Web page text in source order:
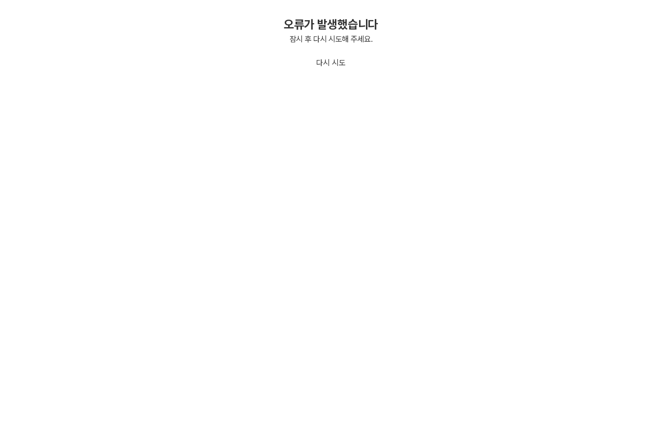
오류가 발생했습니다
잠시 후 다시 시도해 주세요.
다시 시도